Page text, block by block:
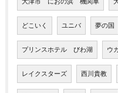
どこいく ユニバ 夢の国
プリンスホテル びわ湖 ウ
レイクスターズ 西川貴教